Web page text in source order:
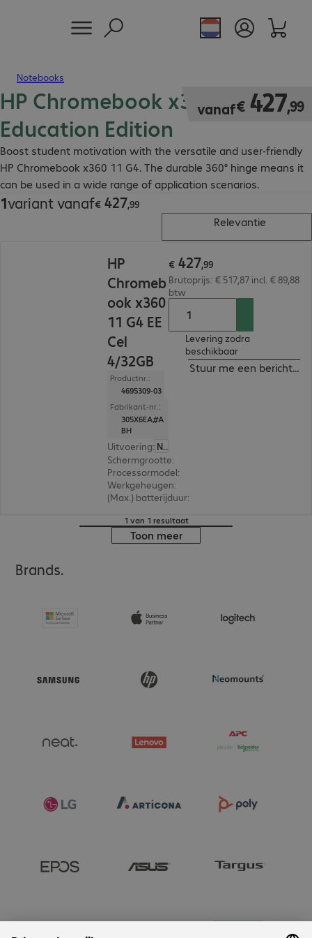
Notebooks
HP Chromebook x360 11 G4
Education Edition
Boost student motivation with the versatile and user-friendly
HP Chromebook x360 11 G4. The durable 360° hinge means it
can be used in a wide range of application scenarios.
vanaf€ 427,99
€ 427,99
1variant vanaf€ 427,99
€ 427,99
Relevantie
HP
Chromeb
ook x360
11 G4 EE
Cel
4/32GB
Productnr.:
4695309-03
Fabrikant-nr.:
305X6EA#A
BH
Uitvoering:
Nederland
Schermgrootte:
Processormodel:
Werkgeheugen:
(Max.) batterijduur:
€ 427,99
Brutoprijs: € 517,87 incl. € 89,88
btw
Levering zodra
beschikbaar
Stuur me een bericht
1 van 1 resultaat
Toon meer
Brands.